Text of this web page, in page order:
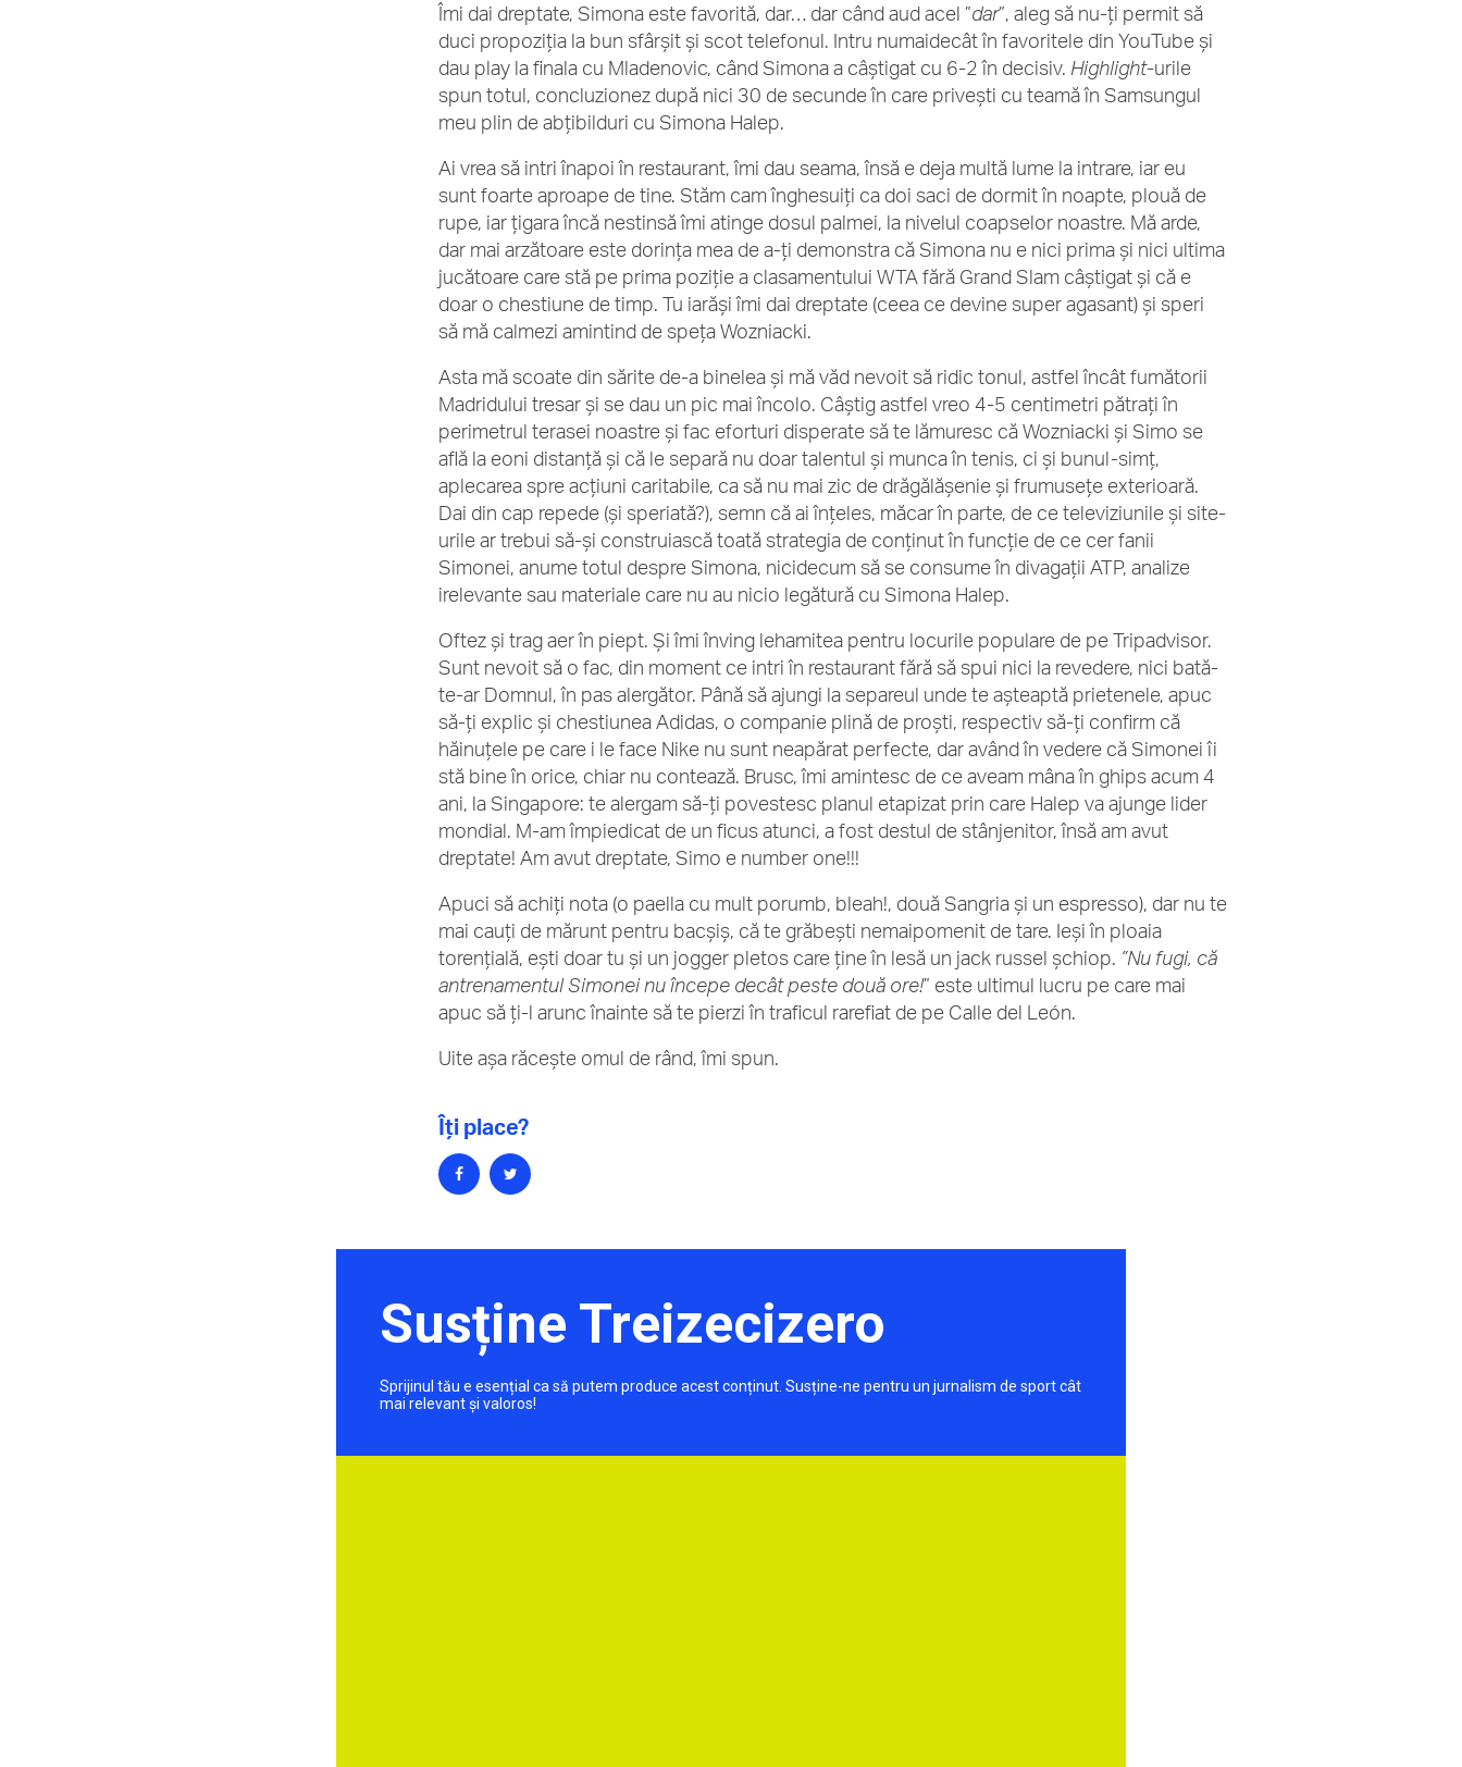
Îmi dai dreptate, Simona este favorită, dar… dar când aud acel ”dar”, aleg să nu-ți permit să
duci propoziția la bun sfârșit și scot telefonul. Intru numaidecât în favoritele din YouTube și
dau play la finala cu Mladenovic, când Simona a câștigat cu 6-2 în decisiv. Highlight-urile
spun totul, concluzionez după nici 30 de secunde în care privești cu teamă în Samsungul
meu plin de abțibilduri cu Simona Halep.
Ai vrea să intri înapoi în restaurant, îmi dau seama, însă e deja multă lume la intrare, iar eu
sunt foarte aproape de tine. Stăm cam înghesuiți ca doi saci de dormit în noapte, plouă de
rupe, iar țigara încă nestinsă îmi atinge dosul palmei, la nivelul coapselor noastre. Mă arde,
dar mai arzătoare este dorința mea de a-ți demonstra că Simona nu e nici prima și nici ultima
jucătoare care stă pe prima poziție a clasamentului WTA fără Grand Slam câștigat și că e
doar o chestiune de timp. Tu iarăși îmi dai dreptate (ceea ce devine super agasant) și speri
să mă calmezi amintind de speța Wozniacki.
Asta mă scoate din sărite de-a binelea și mă văd nevoit să ridic tonul, astfel încât fumătorii
Madridului tresar și se dau un pic mai încolo. Câștig astfel vreo 4-5 centimetri pătrați în
perimetrul terasei noastre și fac eforturi disperate să te lămuresc că Wozniacki și Simo se
află la eoni distanță și că le separă nu doar talentul și munca în tenis, ci și bunul-simț,
aplecarea spre acțiuni caritabile, ca să nu mai zic de drăgălășenie și frumusețe exterioară.
Dai din cap repede (și speriată?), semn că ai înțeles, măcar în parte, de ce televiziunile și site-
urile ar trebui să-și construiască toată strategia de conținut în funcție de ce cer fanii
Simonei, anume totul despre Simona, nicidecum să se consume în divagații ATP, analize
irelevante sau materiale care nu au nicio legătură cu Simona Halep.
Oftez și trag aer în piept. Și îmi înving lehamitea pentru locurile populare de pe Tripadvisor.
Sunt nevoit să o fac, din moment ce intri în restaurant fără să spui nici la revedere, nici bată-
te-ar Domnul, în pas alergător. Până să ajungi la separeul unde te așteaptă prietenele, apuc
să-ți explic și chestiunea Adidas, o companie plină de proști, respectiv să-ți confirm că
hăinuțele pe care i le face Nike nu sunt neapărat perfecte, dar având în vedere că Simonei îi
stă bine în orice, chiar nu contează. Brusc, îmi amintesc de ce aveam mâna în ghips acum 4
ani, la Singapore: te alergam să-ți povestesc planul etapizat prin care Halep va ajunge lider
mondial. M-am împiedicat de un ficus atunci, a fost destul de stânjenitor, însă am avut
dreptate! Am avut dreptate, Simo e number one!!!
Apuci să achiți nota (o paella cu mult porumb, bleah!, două Sangria și un espresso), dar nu te
mai cauți de mărunt pentru bacșiș, că te grăbești nemaipomenit de tare. Ieși în ploaia
torențială, ești doar tu și un jogger pletos care ține în lesă un jack russel șchiop. ”Nu fugi, că
antrenamentul Simonei nu începe decât peste două ore!” este ultimul lucru pe care mai
apuc să ți-l arunc înainte să te pierzi în traficul rarefiat de pe Calle del León.
Uite așa răcește omul de rând, îmi spun.
Îți place?
Susține Treizecizero
Sprijinul tău e esențial ca să putem produce acest conținut. Susține-ne pentru un jurnalism de sport cât
mai relevant și valoros!